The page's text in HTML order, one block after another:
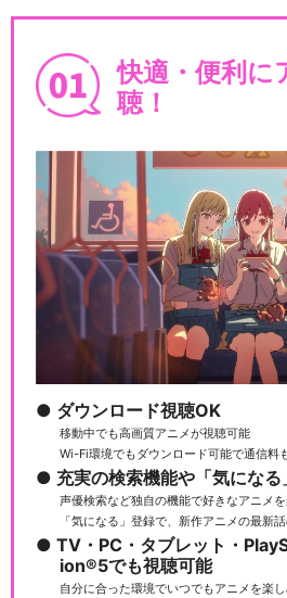
快適・便利に
聴！
ダウンロード視聴OK
移動中でも高画質アニメが視聴可能
Wi-Fi環境でもダウンロード可能で通信料
充実の検索機能や「気になる
声優検索など独自の機能で好きなアニメ
「気になる」登録で、新作アニメの最新
TV・PC・タブレット・
ion®5でも視聴可能
自分に合った環境でいつでもアニメを楽